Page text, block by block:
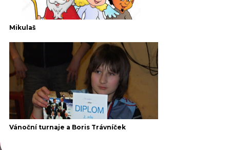
Mikulaš
Vánoční turnaje a Boris Trávníček